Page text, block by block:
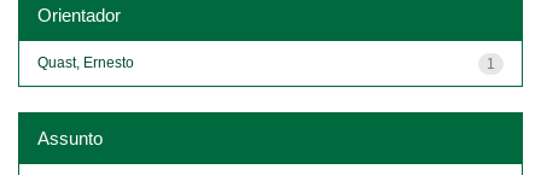
Orientador
1
Quast, Ernesto
Assunto